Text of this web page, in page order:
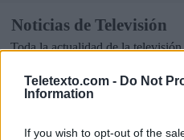
Teletexto.com - Do Not
Information
If you wish to opt-out of the
Noticias de Televisión
Toda la actualidad de la
AUDIENCIAS ESTRENOS